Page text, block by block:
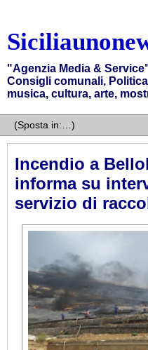
"Agenzia Media &
Consigli comunali,
musica, cultura, arte,
Incendio a
informa su
servizio di